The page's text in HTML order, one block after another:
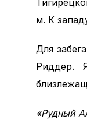
м. К
Для
Риддер.
«Рудный